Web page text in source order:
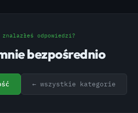
odpowiedzi?
bezpośrednio
← wszystkie kategorie